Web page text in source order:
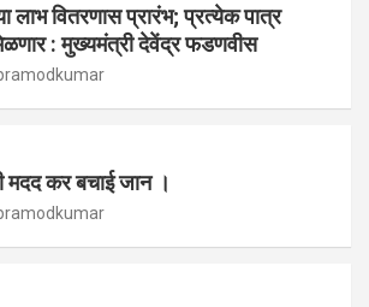
लाभ वितरणास प्रारंभ; प्रत्येक पात्र
: मुख्यमंत्री देवेंद्र फडणवीस
मदद कर बचाई जान ।